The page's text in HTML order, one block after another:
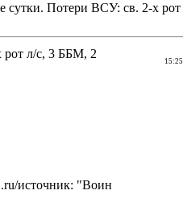
сутки. Потери ВСУ: св. 2-х рот
рот л/с, 3 ББМ, 2
15:25
источник: "Воин